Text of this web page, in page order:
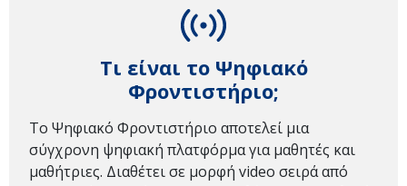
Τι είναι το Ψηφιακό
Φροντιστήριο;
Το Ψηφιακό Φροντιστήριο αποτελεί μια
σύγχρονη ψηφιακή πλατφόρμα για μαθητές και
μαθήτριες. Διαθέτει σε μορφή video σειρά από